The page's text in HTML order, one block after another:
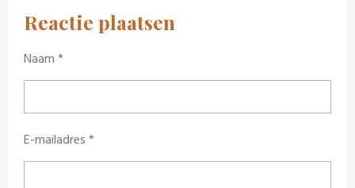
e
n
l
e
e
n
Reactie plaatsen
Naam *
E-mailadres *